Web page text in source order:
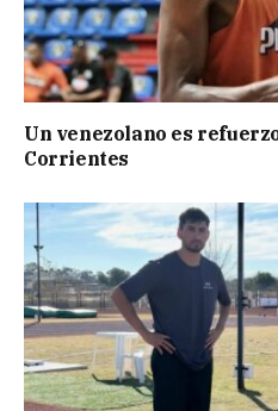
Un venezolano es
Corrientes